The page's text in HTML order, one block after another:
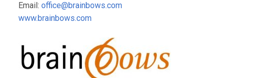
Email:office@brainbows.com
www.brainbows.com